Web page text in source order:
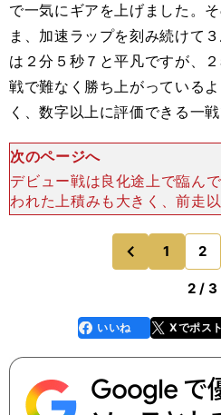
で一気にギアを上げました。
ま、加速ラップを刻み続けて
は２分５秒７と平凡ですが、
戦で難なく勝ち上がっている
く、数字以上に評価できる一戦
次のページへ
デビュー戦は良化途上で臨ん
われた上積みも大きく、前走
を発揮することは可能でしょ
スも苦にしなかっただけに、
そう。時計が
前
1 2
2 / 3
faceboo
k
いいね Xでポス